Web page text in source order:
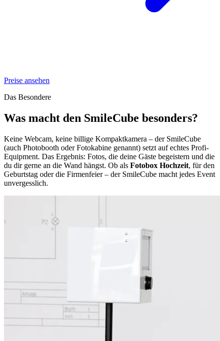
Preise ansehen
Das Besondere
Was macht den SmileCube besonders?
Keine Webcam, keine billige Kompaktkamera – der SmileCube
(auch Photobooth oder Fotokabine genannt) setzt auf echtes Profi-
Equipment. Das Ergebnis: Fotos, die deine Gäste begeistern und die
du dir gerne an die Wand hängst. Ob als Fotobox Hochzeit, für den
Geburtstag oder die Firmenfeier – der SmileCube macht jedes Event
unvergesslich.